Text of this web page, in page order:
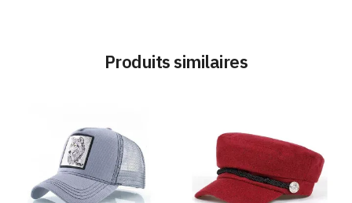
Produits similaires